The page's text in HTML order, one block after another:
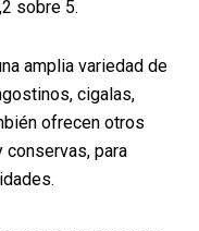
sobre 5.
amplia variedad de
cigalas,
ofrecen otros
para